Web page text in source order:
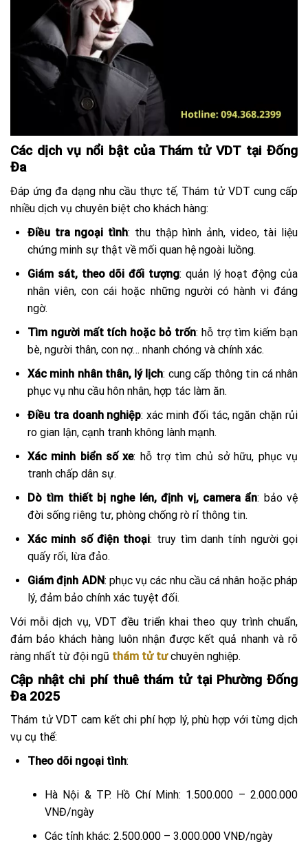
Các dịch vụ nổi bật của Thám tử VDT tại Đống
Đa
Đáp ứng đa dạng nhu cầu thực tế, Thám tử VDT cung cấp
nhiều dịch vụ chuyên biệt cho khách hàng:
Điều tra ngoại tình: thu thập hình ảnh, video, tài liệu
chứng minh sự thật về mối quan hệ ngoài luồng.
Giám sát, theo dõi đối tượng: quản lý hoạt động của
nhân viên, con cái hoặc những người có hành vi đáng
ngờ.
Tìm người mất tích hoặc bỏ trốn: hỗ trợ tìm kiếm bạn
bè, người thân, con nợ… nhanh chóng và chính xác.
Xác minh nhân thân, lý lịch: cung cấp thông tin cá nhân
phục vụ nhu cầu hôn nhân, hợp tác làm ăn.
Điều tra doanh nghiệp: xác minh đối tác, ngăn chặn rủi
ro gian lận, cạnh tranh không lành mạnh.
Xác minh biển số xe: hỗ trợ tìm chủ sở hữu, phục vụ
tranh chấp dân sự.
Dò tìm thiết bị nghe lén, định vị, camera ẩn: bảo vệ
đời sống riêng tư, phòng chống rò rỉ thông tin.
Xác minh số điện thoại: truy tìm danh tính người gọi
quấy rối, lừa đảo.
Giám định ADN: phục vụ các nhu cầu cá nhân hoặc pháp
lý, đảm bảo chính xác tuyệt đối.
Với mỗi dịch vụ, VDT đều triển khai theo quy trình chuẩn,
đảm bảo khách hàng luôn nhận được kết quả nhanh và rõ
ràng nhất từ đội ngũ thám tử tưchuyên nghiệp.
Cập nhật chi phí thuê thám tử tại Phường Đống
Đa 2025
Thám tử VDT cam kết chi phí hợp lý, phù hợp với từng dịch
vụ cụ thể:
Theo dõi ngoại tình:
Hà Nội & TP. Hồ Chí Minh: 1.500.000 – 2.000.000
VNĐ/ngày
Các tỉnh khác: 2.500.000 – 3.000.000 VNĐ/ngày